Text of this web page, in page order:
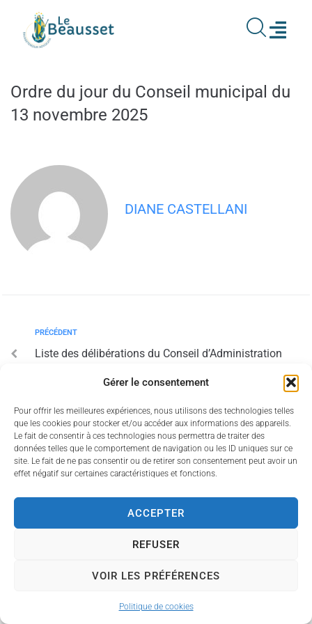
Gérer le consentement
Pour offrir les meilleures expériences, nous utilisons des technologies telles
que les cookies pour stocker et/ou accéder aux informations des appareils.
Le fait de consentir à ces technologies nous permettra de traiter des
données telles que le comportement de navigation ou les ID uniques sur ce
site. Le fait de ne pas consentir ou de retirer son consentement peut avoir un
effet négatif sur certaines caractéristiques et fonctions.
ACCEPTER
REFUSER
VOIR LES PRÉFÉRENCES
Politique de cookies
principal
Ordre du jour du Conseil municipal du
13 novembre 2025
DIANE CASTELLANI
PRÉCÉDENT
Liste des délibérations du Conseil d’Administration
SUIV
PV du CM du 25/09/2025 voté le 13/11/2025
Politique des cookies
Plan du site
GRC/GRU)